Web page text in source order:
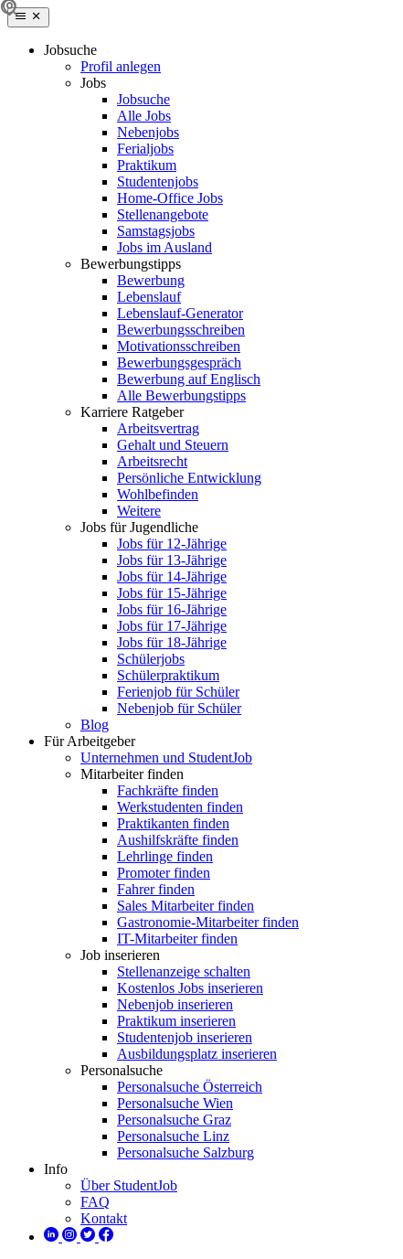
Jobsuche
Profil anlegen
Jobs
Jobsuche
Alle Jobs
Nebenjobs
Ferialjobs
Praktikum
Studentenjobs
Home-Office Jobs
Stellenangebote
Samstagsjobs
Jobs im Ausland
Bewerbungstipps
Bewerbung
Lebenslauf
Lebenslauf-Generator
Bewerbungsschreiben
Motivationsschreiben
Bewerbungsgespräch
Bewerbung auf Englisch
Alle Bewerbungstipps
Karriere Ratgeber
Arbeitsvertrag
Gehalt und Steuern
Arbeitsrecht
Persönliche Entwicklung
Wohlbefinden
Weitere
Jobs für Jugendliche
Jobs für 12-Jährige
Jobs für 13-Jährige
Jobs für 14-Jährige
Jobs für 15-Jährige
Jobs für 16-Jährige
Jobs für 17-Jährige
Jobs für 18-Jährige
Schülerjobs
Schülerpraktikum
Ferienjob für Schüler
Nebenjob für Schüler
Blog
Für Arbeitgeber
Unternehmen und StudentJob
Mitarbeiter finden
Fachkräfte finden
Werkstudenten finden
Praktikanten finden
Aushilfskräfte finden
Lehrlinge finden
Promoter finden
Fahrer finden
Sales Mitarbeiter finden
Gastronomie-Mitarbeiter finden
IT-Mitarbeiter finden
Job inserieren
Stellenanzeige schalten
Kostenlos Jobs inserieren
Nebenjob inserieren
Praktikum inserieren
Studentenjob inserieren
Ausbildungsplatz inserieren
Personalsuche
Personalsuche Österreich
Personalsuche Wien
Personalsuche Graz
Personalsuche Linz
Personalsuche Salzburg
Info
Über StudentJob
FAQ
Kontakt